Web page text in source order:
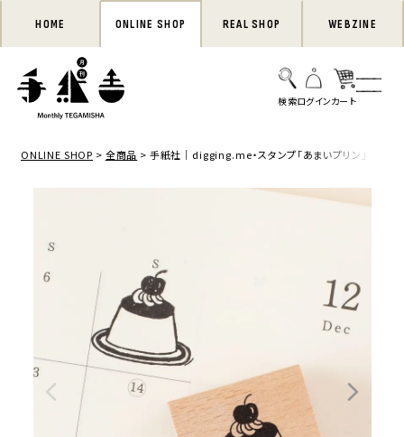
HOME ONLINE SHOP REAL SHOP WEBZINE
ONLINE SHOP 全商品 手紙社｜digging.me・スタンプ「あまいプリン」